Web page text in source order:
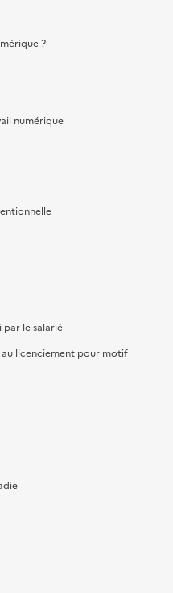
?
numérique
le salarié
licenciement pour motif